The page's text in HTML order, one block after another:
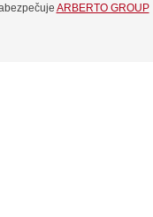
ARBERTO GROUP